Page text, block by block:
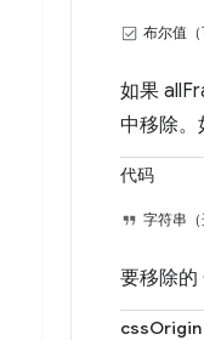
布尔值（
如果
中移除。
代码
字符串（
要移除的
cssOrigin